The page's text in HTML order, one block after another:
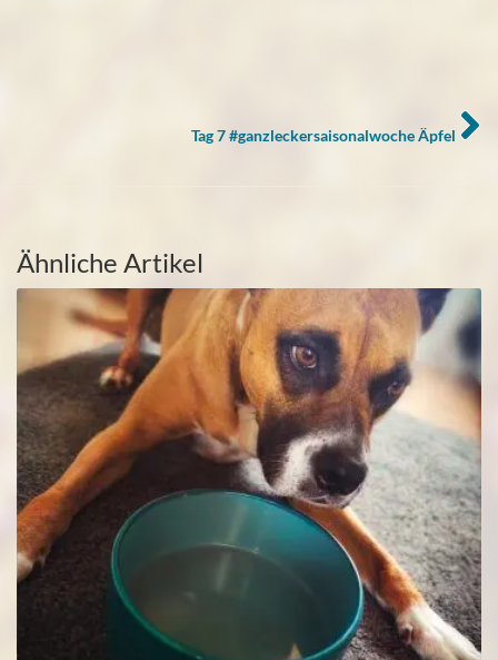
Tag 7 #ganzleckersaisonalwoche Äpfel
Ähnliche Artikel